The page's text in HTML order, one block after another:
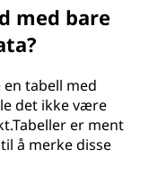
med bare
tabell med
det ikke være
er ment
å merke disse